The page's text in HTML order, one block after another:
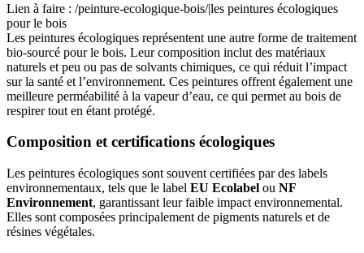
Lien à faire : /peinture-ecologique-bois/|les peintures écologiques
pour le bois
Les peintures écologiques représentent une autre forme de traitement
bio-sourcé pour le bois. Leur composition inclut des matériaux
naturels et peu ou pas de solvants chimiques, ce qui réduit l’impact
sur la santé et l’environnement. Ces peintures offrent également une
meilleure perméabilité à la vapeur d’eau, ce qui permet au bois de
respirer tout en étant protégé.
Composition et certifications écologiques
Les peintures écologiques sont souvent certifiées par des labels
environnementaux, tels que le label EU Ecolabel ou NF
Environnement, garantissant leur faible impact environnemental.
Elles sont composées principalement de pigments naturels et de
résines végétales.